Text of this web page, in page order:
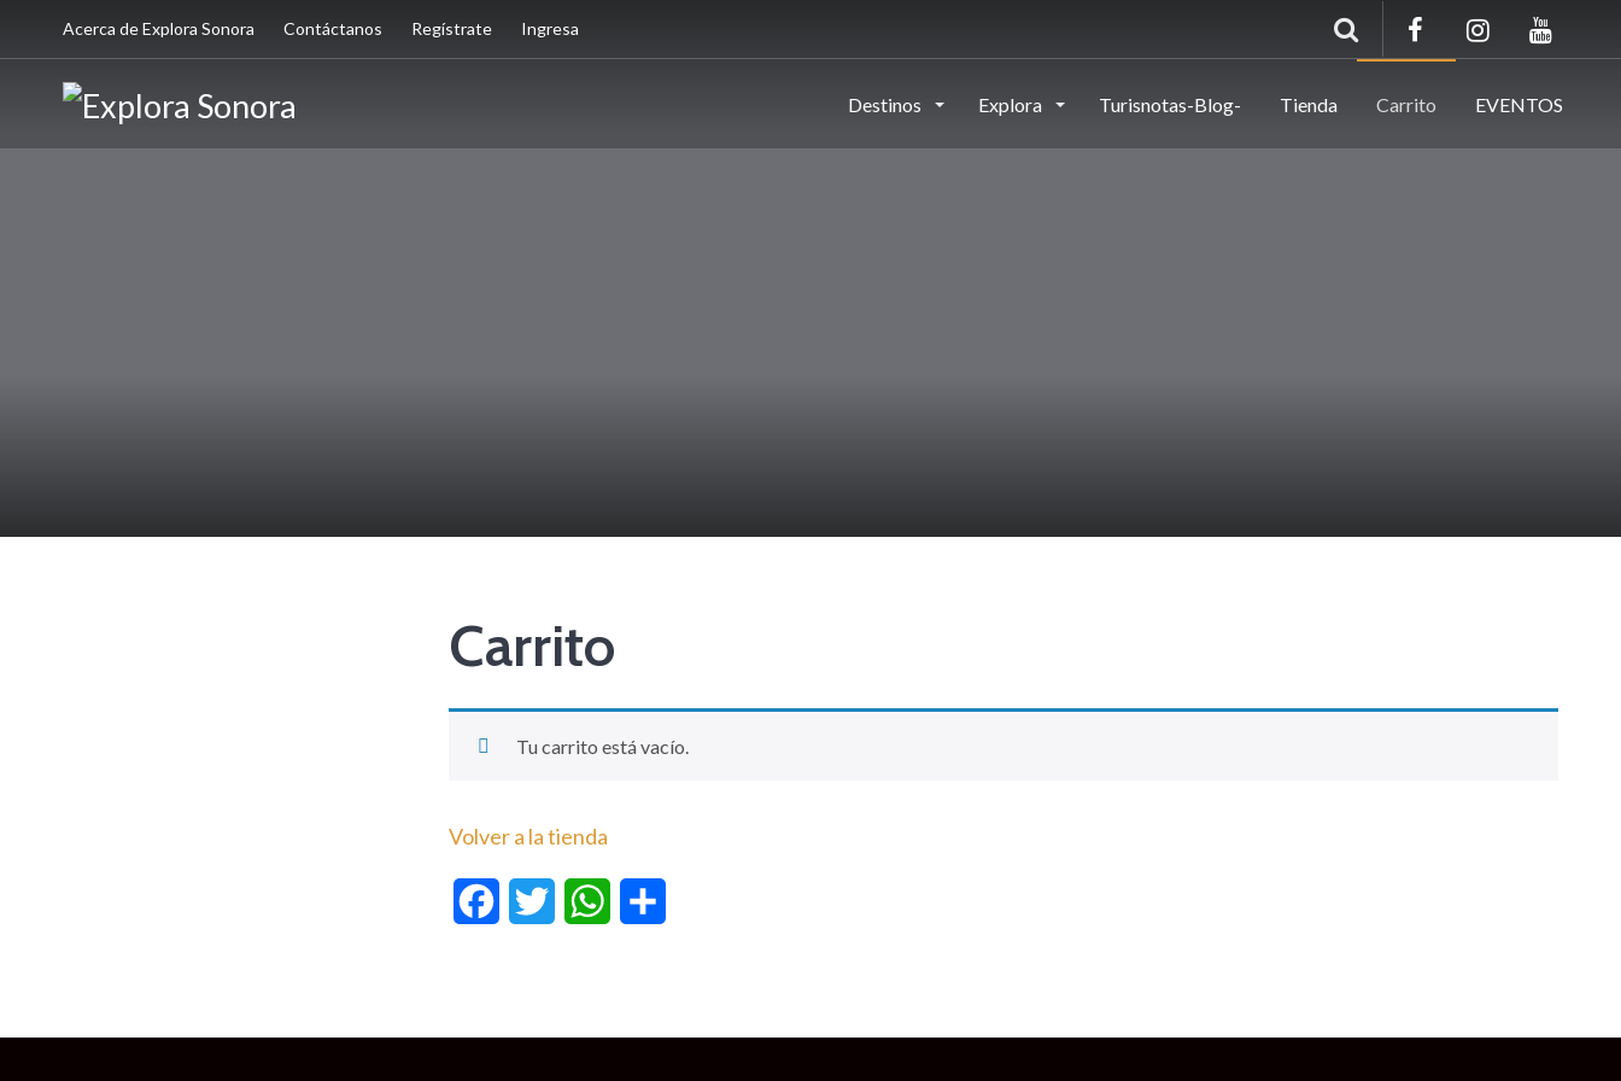
Acerca de Explora Sonora Contáctanos Regístrate Ingresa
Destinos Explora Turisnotas-Blog- Tienda Carrito EVENTOS
Carrito
Tu carrito está vacío.
Volver a la tienda
FacebookTwitter WhatsApp